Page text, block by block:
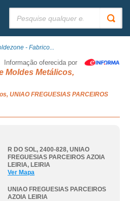
- Fabrico...
Informação oferecida por
Moldes Metálicos,
UNIAO FREGUESIAS PARCEIROS
R DO SOL, 2400-828, UNIAO
FREGUESIAS PARCEIROS AZOIA
LEIRIA, LEIRIA
Ver Mapa
UNIAO FREGUESIAS PARCEIROS
AZOIA LEIRIA